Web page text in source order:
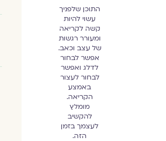
התוכן שלפניך
עשוי להיות
קשה לקריאה
ומעורר רגשות
של עצב וכאב.
אפשר לבחור
לדלג ואפשר
לבחור לעצור
באמצע
הקריאה.
מומלץ
להקשיב
לעצמך בזמן
הזה.